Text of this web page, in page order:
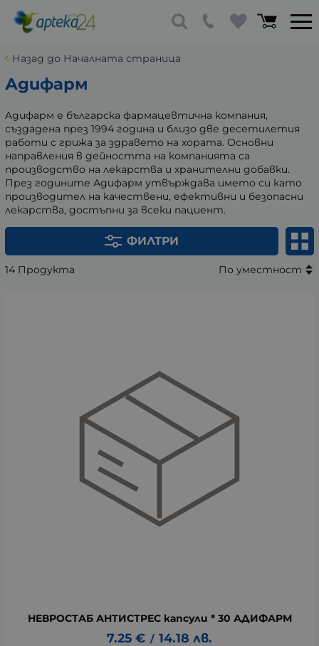
Назад до Началната страница
Адифарм
Aдифарм е българска фармацевтична компания,
създадена през 1994 година и близо две десетилетия
работи с грижа за здравето на хората. Основни
направления в дейността на компанията са
производство на лекарства и хранителни добавки.
През годините Адифарм утвърждава името си като
производител на качествени, ефективни и безопасни
лекарства, достъпни за всеки пациент.
ФИЛТРИ
14 Продукта По уместност
НЕВРОСТАБ АНТИСТРЕС капсули * 30 АДИФАРМ
7.25 € / 14.18 лв.